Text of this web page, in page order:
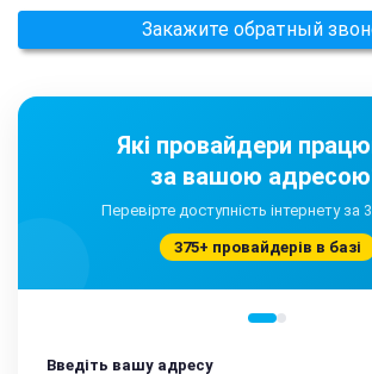
Закажите обратный
Які провайдери
за вашою
Перевірте доступність інтернету за
375+ провайдерів в базі
Введіть вашу адресу